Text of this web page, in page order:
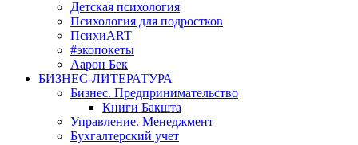
Детская психология
Психология для подростков
ПсихиART
#экопокеты
Аарон Бек
БИЗНЕС-ЛИТЕРАТУРА
Бизнес. Предпринимательство
Книги Бакшта
Управление. Менеджмент
Бухгалтерский учет